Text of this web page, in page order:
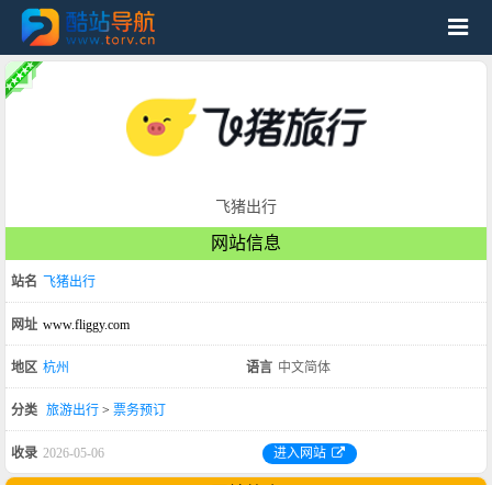
飞猪出行
网站信息
站名 飞猪出行
网址 www.fliggy.com
地区 杭州 语言 中文简体
分类 旅游出行 > 票务预订
收录 2026-05-06 进入网站